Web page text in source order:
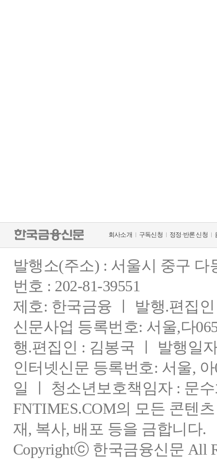
회사소개 구독신청 정정·반론 신청
발행소(주소) : 서울시 중구
번호 : 202-81-39551
제호: 한국금융 ㅣ 발행.편집
신문사업 등록번호: 서울,다
행.편집인 : 김봉국 ㅣ 발행일
인터넷신문 등록번호: 서울,
일 ㅣ 청소년보호책임자 : 문
FNTIMES.COM의 모든 콘텐
재, 복사, 배포 등을 금합니다.
Copyrightⓒ 한국금융신문 All